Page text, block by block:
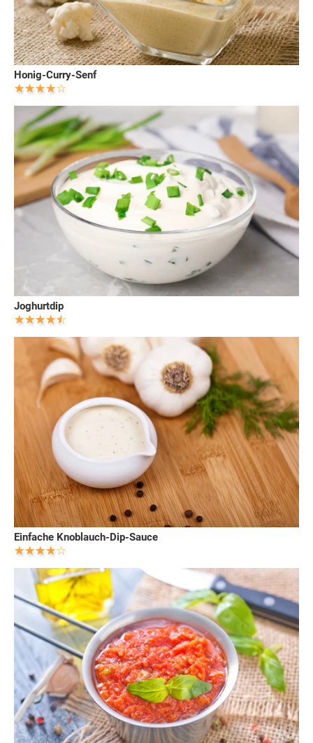
Honig-Curry-Senf
Joghurtdip
Einfache Knoblauch-Dip-Sauce